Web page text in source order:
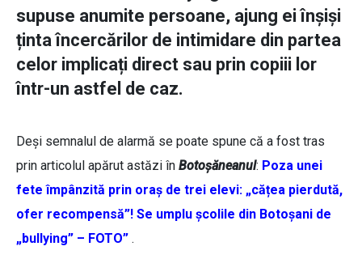
supuse anumite persoane, ajung ei înșiși
ținta încercărilor de intimidare din partea
celor implicați direct sau prin copiii lor
într-un astfel de caz.
Deși semnalul de alarmă se poate spune că a fost tras
prin articolul apărut astăzi în Botoșăneanul: Poza unei
fete împânzită prin oraș de trei elevi: „cățea pierdută,
ofer recompensă”! Se umplu școlile din Botoșani de
„bullying” – FOTO” .